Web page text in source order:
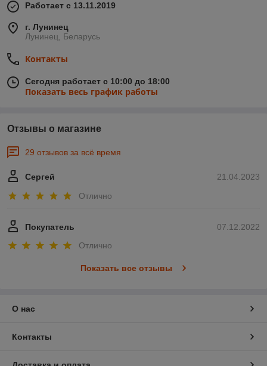
Работает с 13.11.2019
г. Лунинец
Лунинец, Беларусь
Контакты
Сегодня работает с 10:00 до 18:00
Показать весь график работы
Отзывы о магазине
29 отзывов за всё время
21.04.2023
Сергей
Отлично
07.12.2022
Покупатель
Отлично
Показать все отзывы
О нас
Контакты